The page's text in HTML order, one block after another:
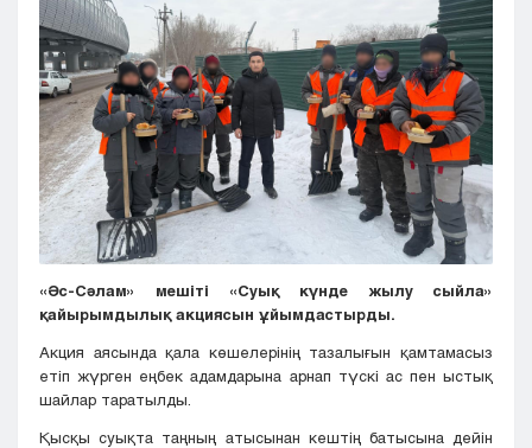
Тараз
Туркестан
Уральск
Усть-Каменогорск
Шымкент
«Әс-Сәлам» мешіті «Суық күнде жылу сыйла»
қайырымдылық акциясын ұйымдастырды.
Акция аясында қала көшелерінің тазалығын қамтамасыз
етіп жүрген еңбек адамдарына арнап түскі ас пен ыстық
шайлар таратылды.
Қысқы суықта таңның атысынан кештің батысына дейін